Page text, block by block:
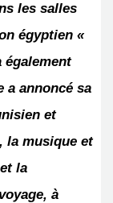
les salles
égyptien «
également
a annoncé sa
et
la musique et
la
à